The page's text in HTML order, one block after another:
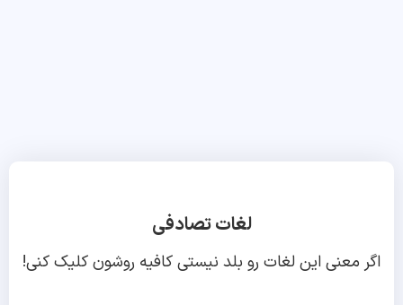
لغات تصادفی
اگر معنی این لغات رو بلد نیستی کافیه روشون کلیک کنی!